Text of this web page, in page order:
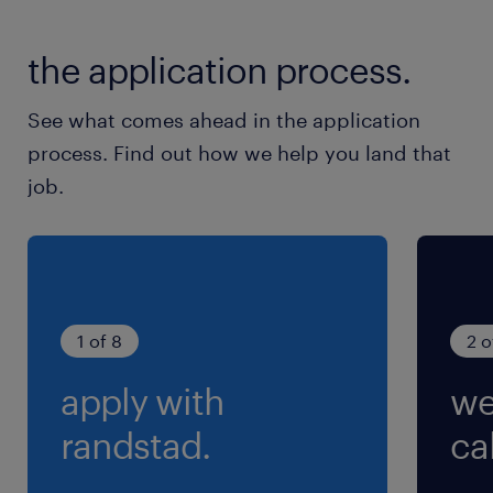
Je communiceert vlot en werkt graag nauw
samen in een team.
Interesse? Neem contact op met ons op dit
nummer: 09 218 79 20 of mail je CV naar
construct.owvl@randstad.be
the application process.
See what comes ahead in the application
process. Find out how we help you land that
job.
1 of 8
apply with
randstad.
2